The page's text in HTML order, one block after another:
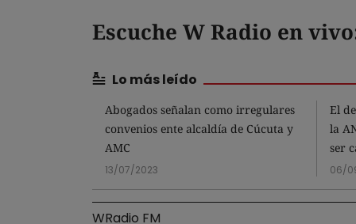
Escuche W Radio en
Lo más leído
Abogados señalan como irregulares
convenios ente alcaldía de Cúcuta y
AMC
13/07/2023
El
la
ser
06/
WRadio FM